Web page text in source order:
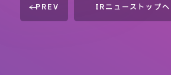
PREV IRニューストップへ